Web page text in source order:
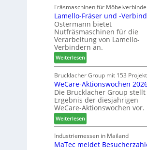
e
i
n
u
e
r
G
e
s
c
h
ä
f
t
s
f
ü
h
r
e
u
s
z
e
i
c
h
n
u
n
g
e
n
f
ü
r
P
Fräsmaschinen für
Lamello-Fräser und -
Ostermann bietet
Nutfräsmaschinen für die
Verarbeitung von Lamello-
Verbindern an.
Weiterlesen:
L
a
m
e
l
l
o
-
F
r
Brucklacher Group mit 153
WeCare-Aktionswochen
Die Brucklacher Group stellt
Ergebnis der diesjährigen
WeCare-Aktionswochen vor.
Weiterlesen:
W
e
C
Industriemessen in Mailand
MaTec meldet